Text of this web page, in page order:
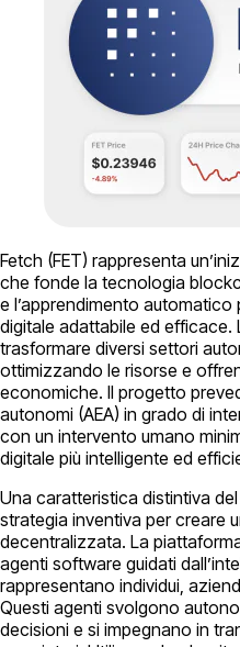
Fetch (FET) rappresenta
che fonde la tecnologia
e l’apprendimento automatico
digitale adattabile ed efficace.
trasformare diversi settori
ottimizzando le risorse e
economiche. Il progetto
autonomi (AEA) in grado di
con un intervento umano
digitale più intelligente ed
Una caratteristica distintiva
strategia inventiva per creare
decentralizzata. La
agenti software guidati
rappresentano individui,
Questi agenti svolgono
decisioni e si impegnano in